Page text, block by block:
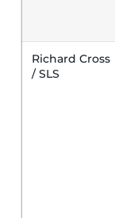
Richard Cross
/ SLS